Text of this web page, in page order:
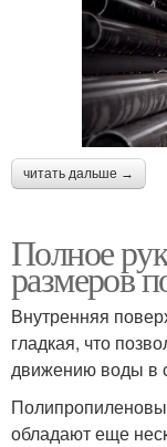
читать дальше →
Полное
размеров
Внутренняя
гладкая, что
движению воды в
обладают еще